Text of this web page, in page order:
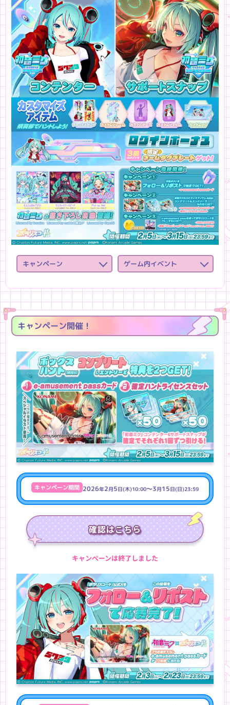
キャンペーン ゲーム内イベント
キャンペーン開催！
キャンペーン期間 2026年2月5日(木)10:00～3月15日(日)23:59
確認はこちら
キャンペーンは終了しました